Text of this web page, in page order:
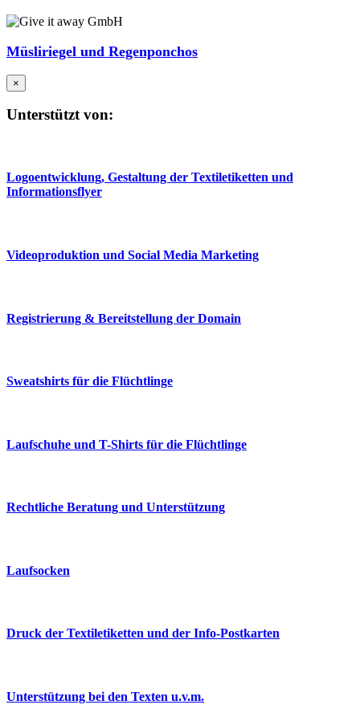
Müsliriegel und Regenponchos
×
Unterstützt von:
Logoentwicklung, Gestaltung der Textiletiketten und
Informationsflyer
Videoproduktion und Social Media Marketing
Registrierung & Bereitstellung der Domain
Sweatshirts für die Flüchtlinge
Laufschuhe und T-Shirts für die Flüchtlinge
Rechtliche Beratung und Unterstützung
Laufsocken
Druck der Textiletiketten und der Info-Postkarten
Unterstützung bei den Texten u.v.m.